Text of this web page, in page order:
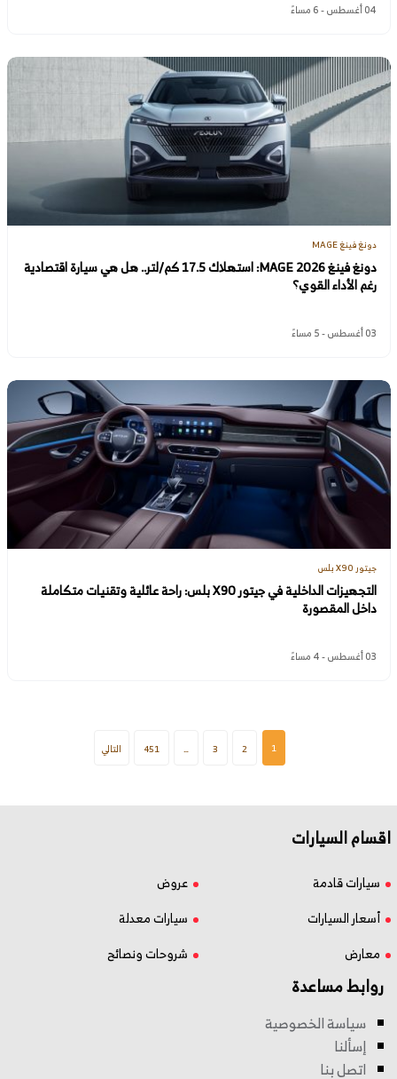
04 أغسطس - 6 مساءً
دونغ فينغ MAGE
دونغ فينغ MAGE 2026: استهلاك 17.5 كم/لتر.. هل هي سيارة اقتصادية
رغم الأداء القوي؟
03 أغسطس - 5 مساءً
جيتور X90 بلس
التجهيزات الداخلية في جيتور X90 بلس: راحة عائلية وتقنيات متكاملة
داخل المقصورة
03 أغسطس - 4 مساءً
1
2
3
…
451 التالي
اقسام السيارات
سيارات قادمة
عروض
أسعار السيارات
سيارات معدلة
معارض
شروحات ونصائح
روابط مساعدة
سياسة الخصوصية
إسألنا
اتصل بنا